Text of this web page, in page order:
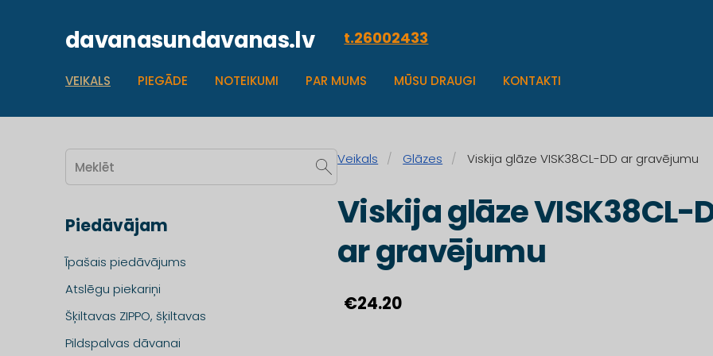
davanasundavanas.lv t.26002433
VEIKALS PIEGĀDE NOTEIKUMI PAR MUMS MŪSU DRAUGI KONTAKTI
Piedāvājam
Īpašais piedāvājums
Atslēgu piekariņi
Šķiltavas ZIPPO, šķiltavas
Pildspalvas dāvanai
Veikals Glāzes Viskija glāze VISK38CL-DD ar gravējumu
Viskija glāze VISK38CL-
ar gravējumu
€24.20